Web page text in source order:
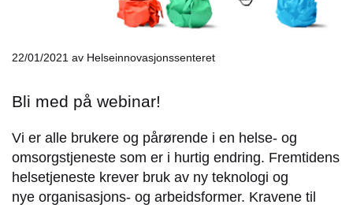
22/01/2021 av Helseinnovasjonssenteret
Bli med på webinar!
Vi er alle brukere og pårørende i en helse- og
omsorgstjeneste som er i hurtig endring. Fremtidens
helsetjeneste krever bruk av ny teknologi og
nye organisasjons- og arbeidsformer. Kravene til